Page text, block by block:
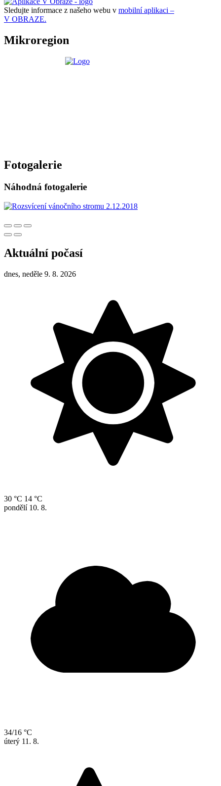
Sledujte informace z našeho webu v mobilní aplikaci –
V OBRAZE.
Mikroregion
Fotogalerie
Náhodná fotogalerie
Aktuální počasí
dnes, neděle 9. 8. 2026
30 °C 14 °C
pondělí 10. 8.
34/16 °C
úterý 11. 8.